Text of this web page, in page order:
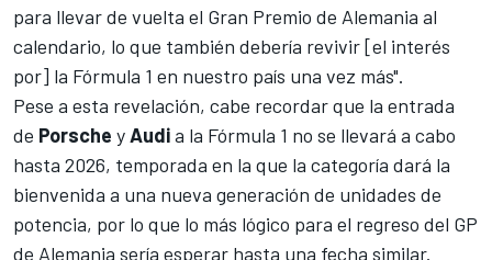
para llevar de vuelta el Gran Premio de Alemania al
calendario, lo que también debería revivir [el interés
por] la Fórmula 1 en nuestro país una vez más".
Pese a esta revelación, cabe recordar que la entrada
de Porsche yAudia la Fórmula 1 no se llevará a cabo
hasta 2026, temporada en la que la categoría dará la
bienvenida a una nueva generación de unidades de
potencia, por lo que lo más lógico para el regreso del GP
de Alemania sería esperar hasta una fecha similar.